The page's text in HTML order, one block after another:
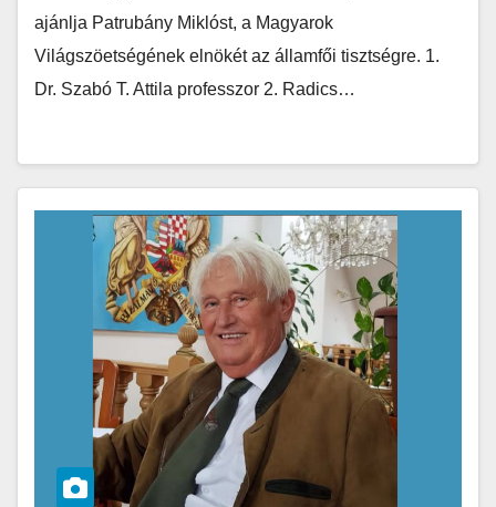
ajánlja Patrubány Miklóst, a Magyarok
Világszöetségének elnökét az államfői tisztségre. 1.
Dr. Szabó T. Attila professzor 2. Radics…